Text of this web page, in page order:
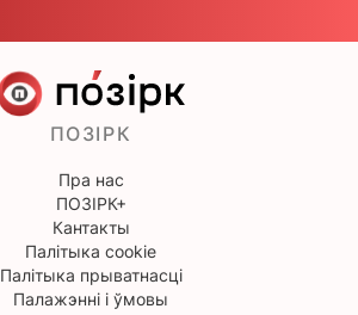
ПОЗІРК
Пра нас
ПОЗІРК+
Кантакты
Палітыка cookie
Палітыка прыватнасці
Палажэнні і ўмовы